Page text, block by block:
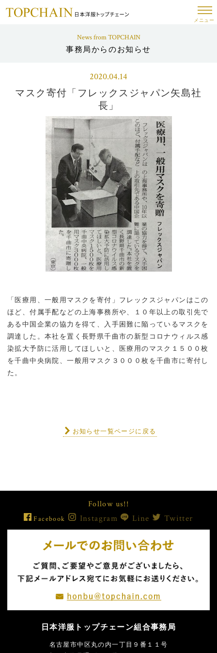
メニュー
News from TOPCHAIN
事務局からのお知らせ
2020.04.14
マスク寄付「フレックスジャパン矢島社
長」
「医療用、一般用マスクを寄付」フレックスジャパンはこの
ほど、付属手配などの上海事務所や、１０年以上の取引先で
ある中国企業の協力を得て、入手困難に陥っているマスクを
調達した。本社を置く長野県千曲市の新型コロナウィルス感
染拡大予防に活用してほしいと、医療用のマスク１５００枚
を千曲中央病院、一般用マスク３０００枚を千曲市に寄付し
た。
お知らせ一覧ページに戻る
Follow us!!
Facebook Instagram Line Twitter
日本洋服トップチェーン組合事務局
名古屋市中区丸の内一丁目９番１１号